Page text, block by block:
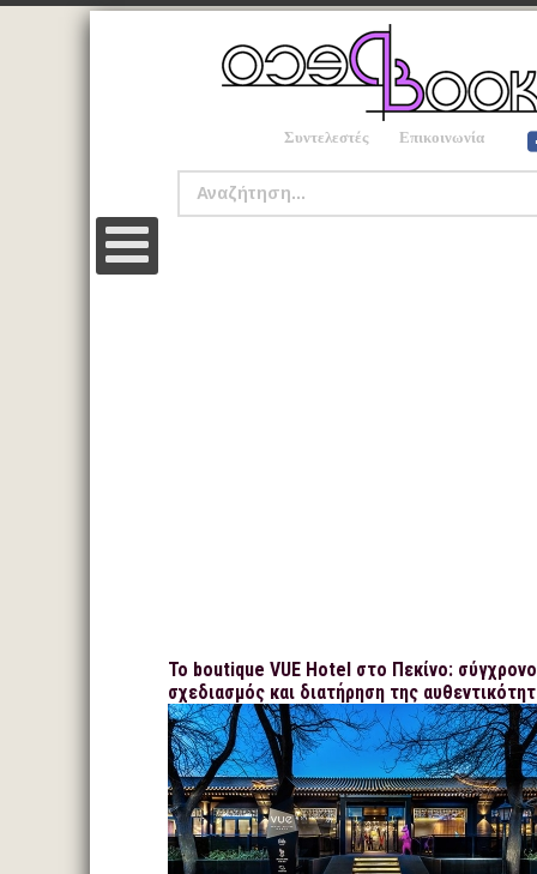
Συντελεστές Επικοινωνία
Το boutique VUE Hotel στο Πεκίνο:
σχεδιασμός και διατήρηση της